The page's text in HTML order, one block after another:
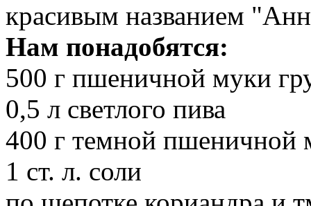
красивым названием
Нам понадобятся:
500 г пшеничной муки
0,5 л светлого пива
400 г темной пшеничной
1 ст. л. соли